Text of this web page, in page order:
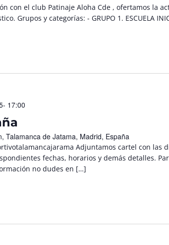
con el club Patinaje Aloha Cde , ofertamos la
Grupos y categorías: - GRUPO 1. ESCUELA
17:00
Talamanca de Jatama, Madrid, España
Adjuntamos cartel con las
fechas, horarios y demás detalles.
no dudes en […]